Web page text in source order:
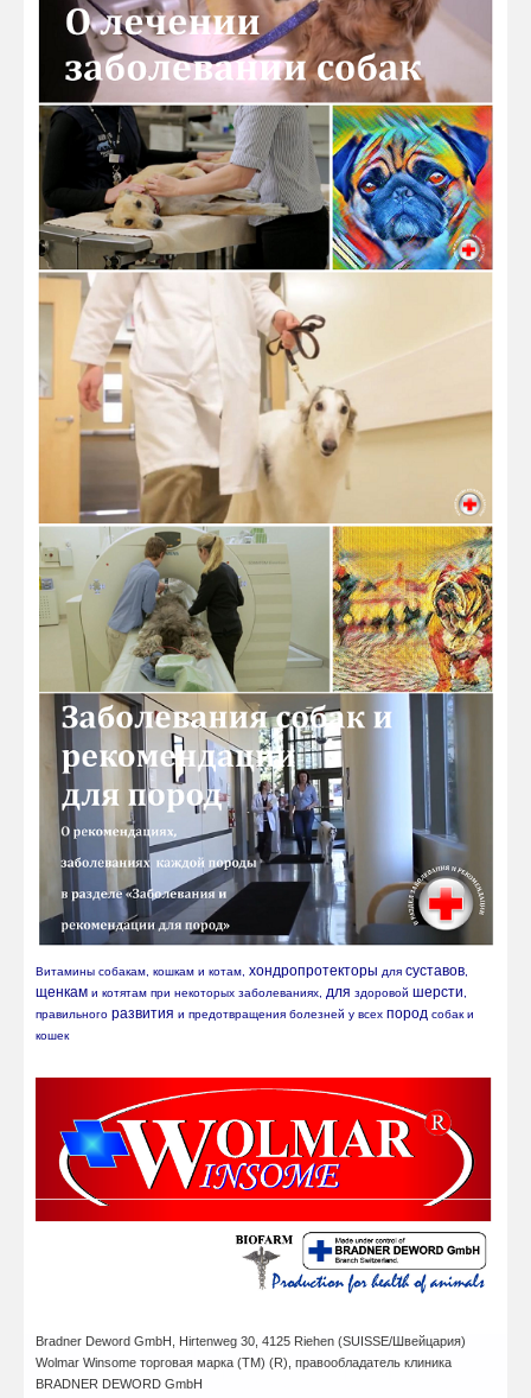
Витамины собакам, кошкам и котам, хондропротекторы для суставов
щенкам и котятам при некоторых заболеваниях, для здоровой шерсти
правильного развития и предотвращения болезней у всех пород собак и
кошек
Bradner Deword GmbH,
Hirtenweg 30, 4125 Riehen (SUISSE/Швейцария)
Wolmar Winsome торговая марка (ТМ) (R), правообладатель клиника
BRADNER DEWORD GmbH